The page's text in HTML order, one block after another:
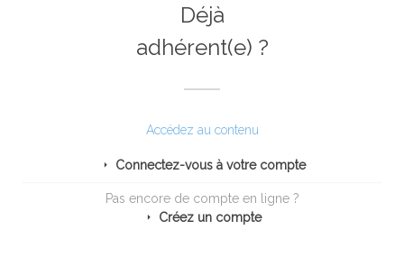
Déjà
adhérent(e) ?
Accédez au contenu
Connectez-vous à votre compte
Pas encore de compte en ligne ?
Créez un compte